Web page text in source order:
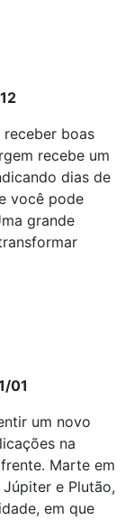
boas
recebe um
dias de
você pode
grande
01
um novo
na
Marte em
e Plutão,
em que